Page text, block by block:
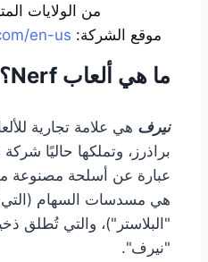
من الولايات
موقع الشركة: en-us
ما هي ألعاب Nerf؟
نيرف هي علامة تجارية
براذرز، وتملكها حاليًا
عبارة عن أسلحة مصنوعة
هي مسدسات السهام (التي
"البلاستر")، والتي تُطلق
"نيرف".